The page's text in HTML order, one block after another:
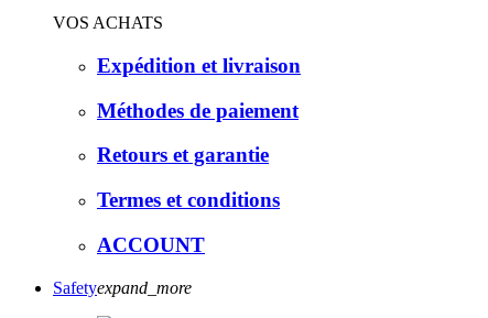
VOS ACHATS
Expédition et livraison
Méthodes de paiement
Retours et garantie
Termes et conditions
ACCOUNT
Safetyexpand_more